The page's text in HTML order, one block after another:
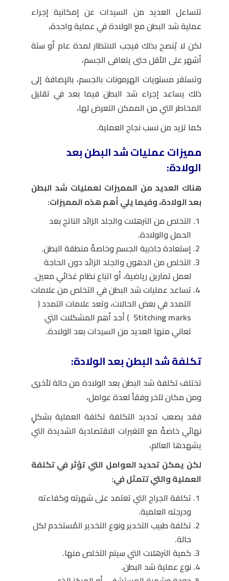
تتساءل العديد من السيدات عن إمكانية إجراء
عملية شد البطن مع الولادة في عملية واحدة،
لكن لا يُنصح بذلك فيجب الانتظار لمدة عام أو ستة
أشهر على الأقل حتى يتعافى الجسم،
وتستقر مستويات الهرمونات بالجسم، بالإضافة إلى
ذلك يساعد إجراء شد البطن فيما بعد في تقليل
المخاطر التي من الممكن التعرض لها،
كما تزيد من نسب نجاح العملية.
مميزات عمليات شد البطن بعد
الولادة:
هناك العديد من المميزات لعمليات شد البطن
بعد الولادة، وفيما يلي أهم هذه المميزات:
التخلص من الترهلات والجلد الزائد الناتج بعد
الحمل والولادة.
إستعادة جاذبية الجسم وخاصةً منطقة البطن.
التخلص من الدهون والجلد الزائد دون الحاجة
لعمل تمارين رياضية، أو اتباع نظام غذائي معين.
تساعد عمليات شد البطن في التخلص من علامات
التمدد في بعض الحالات، وتعد علامات التمدد (
Stitching marks ) أحد أهم المشكلات التي
تعاني منها العديد من السيدات بعد الولادة.
تكلفة شد البطن بعد الولادة:
تختلف تكلفة شد البطن بعد الولادة من حالة لأخرى
ومن مكان لآخر وفقاً لعدة عوامل،
فقد يصعب تحديد التكلفة تكلفة العملية بشكلٍ
نهائي خاصةً مع التغيرات الاقتصادية الشديدة التي
يشهدها العالم،
لكن يمكن تحديد العوامل التي تؤثر في تكلفة
العملية والتي تتمثل في:
تكلفة الجراح التي تعتمد على شهرته وكفاءته
ودرجته العلمية.
تكلفة طبيب التخدير ونوع التخدير المُستخدم لكل
حالة.
كمية الترهلات التي سيتم التخلص منها.
نوع عملية شد البطن.